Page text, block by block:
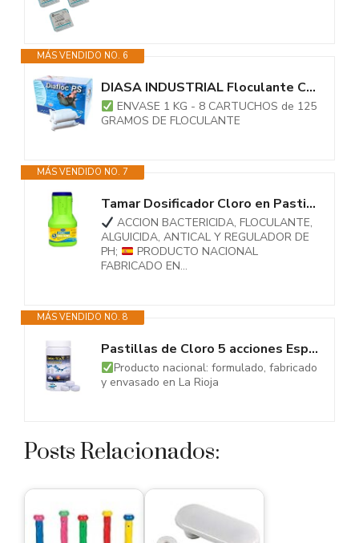
MÁS VENDIDO NO. 6
DIASA INDUSTRIAL Floculante Clarificante para Piscinas en bolsitas DIAFLOC...
ENVASE 1 KG - 8 CARTUCHOS de 125
GRAMOS DE FLOCULANTE
MÁS VENDIDO NO. 7
Tamar Dosificador Cloro en Pastillas, Dispensador Automatico Tabletas de...
ACCION BACTERICIDA, FLOCULANTE,
ALGUICIDA, ANTICAL Y REGULADOR DE
PH;
PRODUCTO NACIONAL
FABRICADO EN...
MÁS VENDIDO NO. 8
Pastillas de Cloro 5 acciones Especial Mini Piscinas Diaclor Multi 5...
Producto nacional: formulado, fabricado
y envasado en La Rioja
Posts Relacionados: